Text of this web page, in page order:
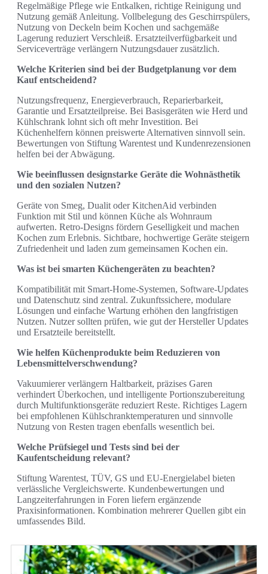
Regelmäßige Pflege wie Entkalken, richtige Reinigung und
Nutzung gemäß Anleitung. Vollbelegung des Geschirrspülers,
Nutzung von Deckeln beim Kochen und sachgemäße
Lagerung reduziert Verschleiß. Ersatzteilverfügbarkeit und
Serviceverträge verlängern Nutzungsdauer zusätzlich.
Welche Kriterien sind bei der Budgetplanung vor dem
Kauf entscheidend?
Nutzungsfrequenz, Energieverbrauch, Reparierbarkeit,
Garantie und Ersatzteilpreise. Bei Basisgeräten wie Herd und
Kühlschrank lohnt sich oft mehr Investition. Bei
Küchenhelfern können preiswerte Alternativen sinnvoll sein.
Bewertungen von Stiftung Warentest und Kundenrezensionen
helfen bei der Abwägung.
Wie beeinflussen designstarke Geräte die Wohnästhetik
und den sozialen Nutzen?
Geräte von Smeg, Dualit oder KitchenAid verbinden
Funktion mit Stil und können Küche als Wohnraum
aufwerten. Retro‑Designs fördern Geselligkeit und machen
Kochen zum Erlebnis. Sichtbare, hochwertige Geräte steigern
Zufriedenheit und laden zum gemeinsamen Kochen ein.
Was ist bei smarten Küchengeräten zu beachten?
Kompatibilität mit Smart‑Home‑Systemen, Software‑Updates
und Datenschutz sind zentral. Zukunftssichere, modulare
Lösungen und einfache Wartung erhöhen den langfristigen
Nutzen. Nutzer sollten prüfen, wie gut der Hersteller Updates
und Ersatzteile bereitstellt.
Wie helfen Küchenprodukte beim Reduzieren von
Lebensmittelverschwendung?
Vakuumierer verlängern Haltbarkeit, präzises Garen
verhindert Überkochen, und intelligente Portionszubereitung
durch Multifunktionsgeräte reduziert Reste. Richtiges Lagern
bei empfohlenen Kühlschranktemperaturen und sinnvolle
Nutzung von Resten tragen ebenfalls wesentlich bei.
Welche Prüfsiegel und Tests sind bei der
Kaufentscheidung relevant?
Stiftung Warentest, TÜV, GS und EU‑Energielabel bieten
verlässliche Vergleichswerte. Kundenbewertungen und
Langzeiterfahrungen in Foren liefern ergänzende
Praxisinformationen. Kombination mehrerer Quellen gibt ein
umfassendes Bild.